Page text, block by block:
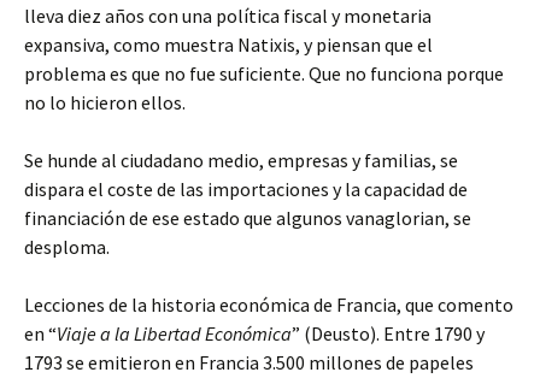
lleva diez años con una política fiscal y monetaria
expansiva, como muestra Natixis, y piensan que el
problema es que no fue suficiente. Que no funciona porque
no lo hicieron ellos.
Se hunde al ciudadano medio, empresas y familias, se
dispara el coste de las importaciones y la capacidad de
financiación de ese estado que algunos vanaglorian, se
desploma.
Lecciones de la historia económica de Francia, que comento
en “Viaje a la Libertad Económica” (Deusto). Entre 1790 y
1793 se emitieron en Francia 3.500 millones de papeles